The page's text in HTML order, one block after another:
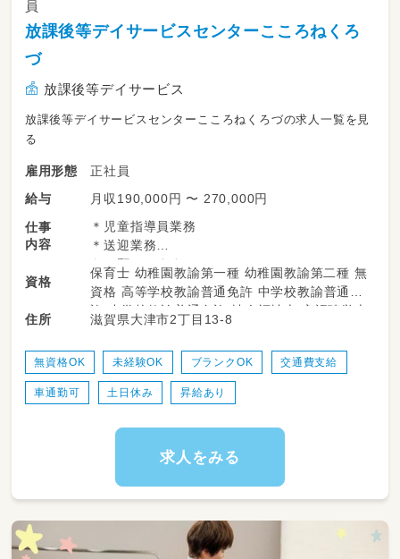
員
放課後等デイサービスセンターこころねくろ
づ
放課後等デイサービス
放課後等デイサービスセンターこころねくろづの求人一覧を見
る
雇用形態
正社員
給与
月収190,000円 〜 270,000円
仕事
内容
＊児童指導員業務
＊送迎業務
をお願いします。
子どものお話相手になったり、
外で一緒に鬼ごっこしたり、
慣れてきたら、食事やトイレのサポートをしま
す。
児童と一緒に行動する時間が多く
一人ひとりと密に関われます☆
残業もほとんどございません♪
未経験・ブランクがある方もご安心ください！
資格
保育士 幼稚園教諭第一種 幼稚園教諭第二種 無
資格 高等学校教諭普通免許 中学校教諭普通免
許 小学校教諭普通免許 社会福祉士 言語聴覚士
住所 滋賀県大津市2丁目13-8
無資格OK 未経験OK ブランクOK 交通費支給
車通勤可 土日休み 昇給あり
求人をみる